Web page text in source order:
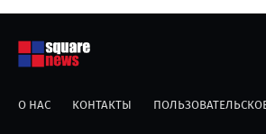
О НАС КОНТАКТЫ